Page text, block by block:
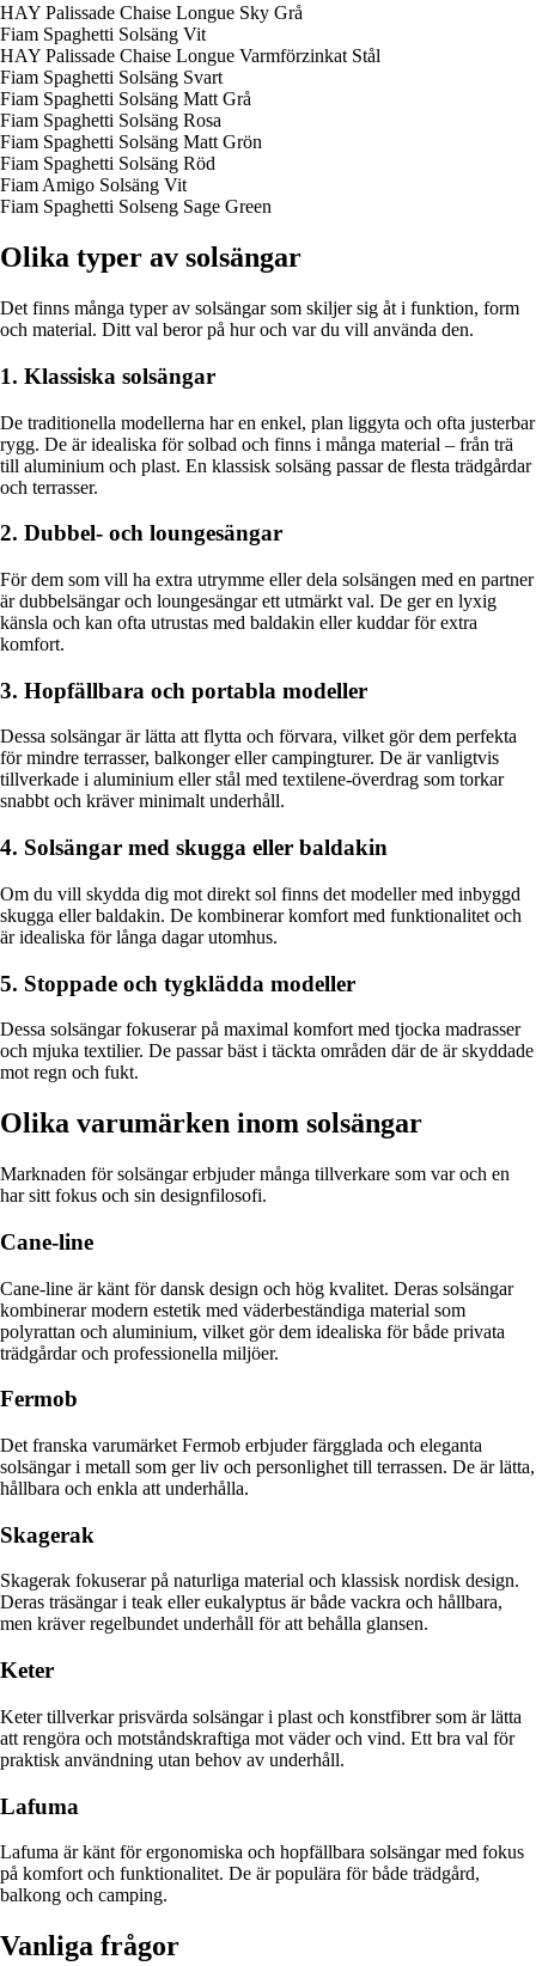
HAY Palissade Chaise Longue Sky Grå
Fiam Spaghetti Solsäng Vit
HAY Palissade Chaise Longue Varmförzinkat Stål
Fiam Spaghetti Solsäng Svart
Fiam Spaghetti Solsäng Matt Grå
Fiam Spaghetti Solsäng Rosa
Fiam Spaghetti Solsäng Matt Grön
Fiam Spaghetti Solsäng Röd
Fiam Amigo Solsäng Vit
Fiam Spaghetti Solseng Sage Green
Olika typer av solsängar
Det finns många typer av solsängar som skiljer sig åt i funktion, form
och material. Ditt val beror på hur och var du vill använda den.
1. Klassiska solsängar
De traditionella modellerna har en enkel, plan liggyta och ofta justerbar
rygg. De är idealiska för solbad och finns i många material – från trä
till aluminium och plast. En klassisk solsäng passar de flesta trädgårdar
och terrasser.
2. Dubbel- och loungesängar
För dem som vill ha extra utrymme eller dela solsängen med en partner
är dubbelsängar och loungesängar ett utmärkt val. De ger en lyxig
känsla och kan ofta utrustas med baldakin eller kuddar för extra
komfort.
3. Hopfällbara och portabla modeller
Dessa solsängar är lätta att flytta och förvara, vilket gör dem perfekta
för mindre terrasser, balkonger eller campingturer. De är vanligtvis
tillverkade i aluminium eller stål med textilene-överdrag som torkar
snabbt och kräver minimalt underhåll.
4. Solsängar med skugga eller baldakin
Om du vill skydda dig mot direkt sol finns det modeller med inbyggd
skugga eller baldakin. De kombinerar komfort med funktionalitet och
är idealiska för långa dagar utomhus.
5. Stoppade och tygklädda modeller
Dessa solsängar fokuserar på maximal komfort med tjocka madrasser
och mjuka textilier. De passar bäst i täckta områden där de är skyddade
mot regn och fukt.
Olika varumärken inom solsängar
Marknaden för solsängar erbjuder många tillverkare som var och en
har sitt fokus och sin designfilosofi.
Cane-line
Cane-line är känt för dansk design och hög kvalitet. Deras solsängar
kombinerar modern estetik med väderbeständiga material som
polyrattan och aluminium, vilket gör dem idealiska för både privata
trädgårdar och professionella miljöer.
Fermob
Det franska varumärket Fermob erbjuder färgglada och eleganta
solsängar i metall som ger liv och personlighet till terrassen. De är lätta,
hållbara och enkla att underhålla.
Skagerak
Skagerak fokuserar på naturliga material och klassisk nordisk design.
Deras träsängar i teak eller eukalyptus är både vackra och hållbara,
men kräver regelbundet underhåll för att behålla glansen.
Keter
Keter tillverkar prisvärda solsängar i plast och konstfibrer som är lätta
att rengöra och motståndskraftiga mot väder och vind. Ett bra val för
praktisk användning utan behov av underhåll.
Lafuma
Lafuma är känt för ergonomiska och hopfällbara solsängar med fokus
på komfort och funktionalitet. De är populära för både trädgård,
balkong och camping.
Vanliga frågor